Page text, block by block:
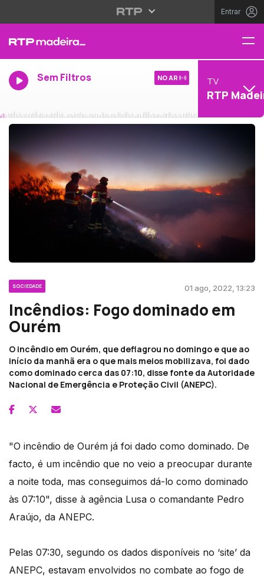
Entrar
Sem Filtros NO AR TV
RTP
SOCIEDADE 01 ago, 2022, 13:23
Incêndios: Fogo dominado em
Ourém
O incêndio em Ourém, que deflagrou no domingo e que ao
início da manhã era o que mais meios mobilizava, foi dado
como dominado cerca das 07:10, disse fonte da Autoridade
Nacional de Emergência e Proteção Civil (ANEPC).
"O incêndio de Ourém já foi dado como dominado. De
facto, é um incêndio que no veio a preocupar durante
a noite toda, mas conseguimos dá-lo como dominado
às 07:10", disse à agência Lusa o comandante Pedro
Araújo, da ANEPC.
Pelas 07:30, segundo os dados disponíveis no ‘site’ da
ANEPC, estavam envolvidos no combate ao fogo de